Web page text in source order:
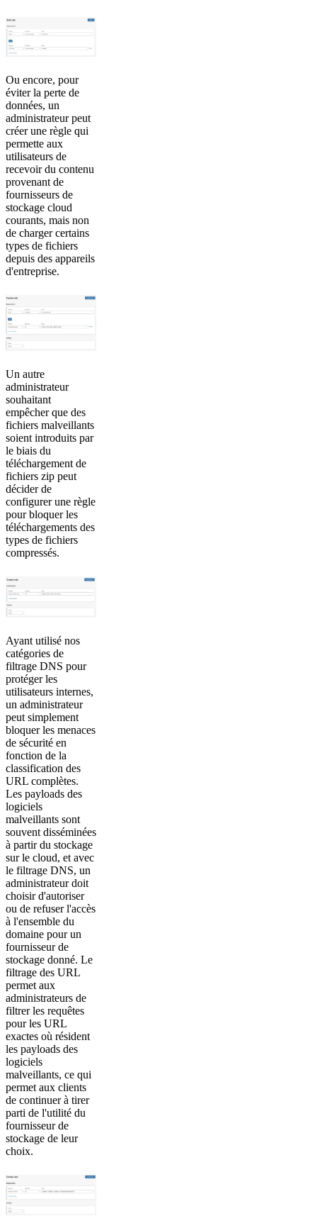
Ou encore, pour
éviter la perte de
données, un
administrateur peut
créer une règle qui
permette aux
utilisateurs de
recevoir du contenu
provenant de
fournisseurs de
stockage cloud
courants, mais non
de charger certains
types de fichiers
depuis des appareils
d'entreprise.
Un autre
administrateur
souhaitant
empêcher que des
fichiers malveillants
soient introduits par
le biais du
téléchargement de
fichiers zip peut
décider de
configurer une règle
pour bloquer les
téléchargements des
types de fichiers
compressés.
Ayant utilisé nos
catégories de
filtrage DNS pour
protéger les
utilisateurs internes,
un administrateur
peut simplement
bloquer les menaces
de sécurité en
fonction de la
classification des
URL complètes.
Les payloads des
logiciels
malveillants sont
souvent disséminées
à partir du stockage
sur le cloud, et avec
le filtrage DNS, un
administrateur doit
choisir d'autoriser
ou de refuser l'accès
à l'ensemble du
domaine pour un
fournisseur de
stockage donné. Le
filtrage des URL
permet aux
administrateurs de
filtrer les requêtes
pour les URL
exactes où résident
les payloads des
logiciels
malveillants, ce qui
permet aux clients
de continuer à tirer
parti de l'utilité du
fournisseur de
stockage de leur
choix.